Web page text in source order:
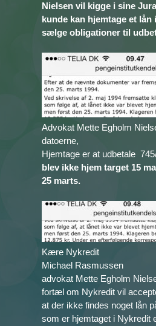
Nielsen vil kigge i sine
kunde kan hjemtage et
sælge obligationer til
Advokat Mette Egholm
datoerne,
Hjemtage er at udbetale
blev ikke hjem target 15
25 marts.
Kære Nykredit
Michael Rasmussen
advokat Mette Egholm
fortæl om Nykredit vil
at der ikke findes noget lån
som er hjemtaget i Nykredit